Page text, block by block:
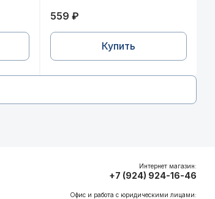
559 ₽
Купить
Интернет магазин:
+7 (924) 924-16-46
Офис и работа с юридическими лицами: